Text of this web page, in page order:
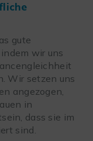
gute
wir uns
Wir setzen uns
angezogen,
in
dass sie im
sind.